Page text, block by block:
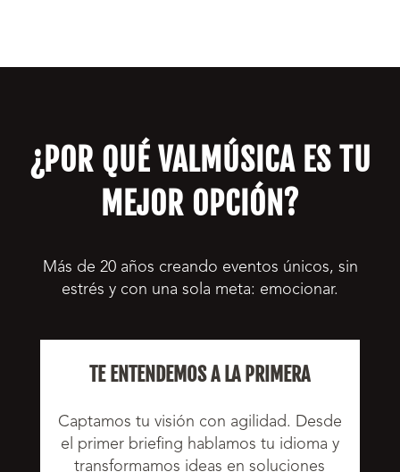
¿POR QUÉ VALMÚSICA ES TU
MEJOR OPCIÓN?
Más de 20 años creando eventos únicos, sin
estrés y con una sola meta: emocionar.
TE ENTENDEMOS A LA PRIMERA
Captamos tu visión con agilidad. Desde
el primer briefing hablamos tu idioma y
transformamos ideas en soluciones